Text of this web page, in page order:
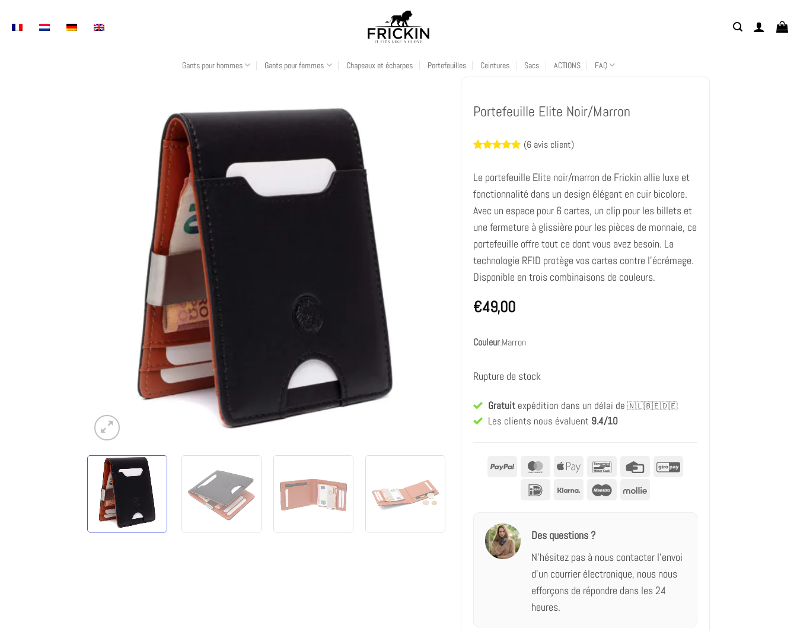
Gants pour hommes Gants pour femmes Chapeaux et écharpes Portefeuilles Ceintures Sacs ACTIONS FAQ
Portefeuille Elite Noir/Marron
notations
(6avis client)
Le portefeuille Elite noir/marron de Frickin allie luxe et
fonctionnalité dans un design élégant en cuir bicolore.
Avec un espace pour 6 cartes, un clip pour les billets et
une fermeture à glissière pour les pièces de monnaie, ce
portefeuille offre tout ce dont vous avez besoin. La
technologie RFID protège vos cartes contre l'écrémage.
Disponible en trois combinaisons de couleurs.
€49,00
Couleur:Marron
Rupture de stock
Gratuit expédition dans un délai de 🇳🇱🇧🇪🇩🇪
Les clients nous évaluent 9.4/10
PayPal MasterCard
Apple
Pay
BancontactCarte
GiroPay
IDeal
Klarna MaestroMollie
Des questions ?
N'hésitez pas à nous contacterl'envoi
d'un courrier électronique, nous nous
efforçons de répondre dans les 24
heures.